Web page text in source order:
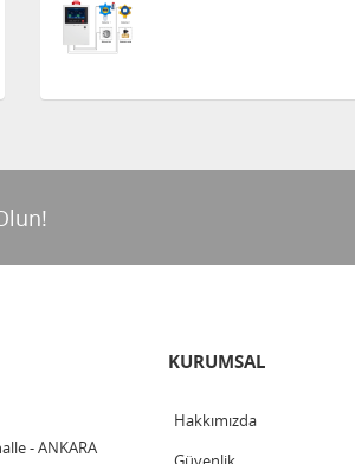
- ANKARA
KURUMSAL
Hakkımızda